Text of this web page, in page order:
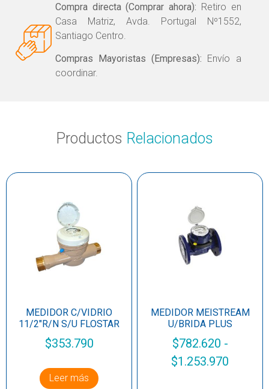
Compra directa (Comprar ahora): Retiro en
Casa Matriz, Avda. Portugal Nº1552,
Santiago Centro.
Compras Mayoristas (Empresas): Envío a
coordinar.
Productos Relacionados
MEDIDOR C/VIDRIO
11/2″R/N S/U FLOSTAR
$353.790
Leer más
MEDIDOR MEISTREAM
U/BRIDA PLUS
$782.620 -
$1.253.970